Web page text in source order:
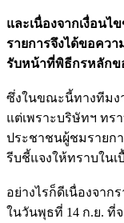
และเนื่องจากเงื่อนไ
รายการจึงได้ขอคว
รับหน้าที่พิธีกรหลักข
ซึ่งในขณะนี้ทางทีมง
แต่เพราะบริษัทฯ ทร
ประชาชนผู้ชมรายก
รีบชี้แจงให้ทราบในเ
อย่างไรก็ดีเนื่องจา
ในวันพุธที่ 14 ก.ย. ที่